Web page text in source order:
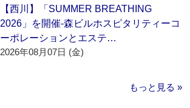
【西川】「SUMMER BREATHING
2026」を開催‐森ビルホスピタリティーコ
ーポレーションとエステ…
2026年08月07日 (金)
もっと見る »